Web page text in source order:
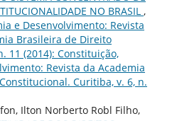
NO BRASIL ,
e Desenvolvimento: Revista
Brasileira de Direito
11 (2014): Constituição,
Revista da Academia
Curitiba, v. 6, n.
Ilton Norberto Robl Filho,